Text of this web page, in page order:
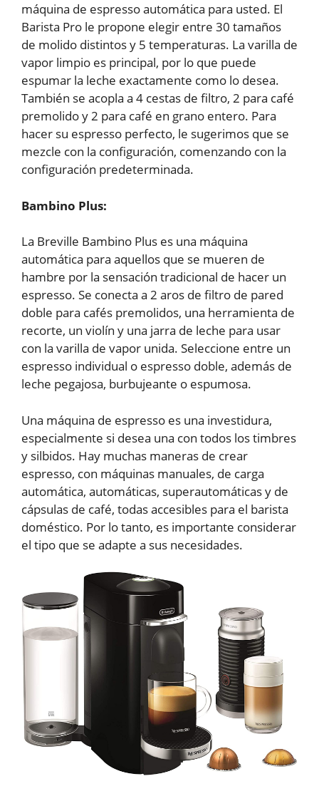
máquina de espresso automática para usted. El
Barista Pro le propone elegir entre 30 tamaños
de molido distintos y 5 temperaturas. La varilla de
vapor limpio es principal, por lo que puede
espumar la leche exactamente como lo desea.
También se acopla a 4 cestas de filtro, 2 para café
premolido y 2 para café en grano entero. Para
hacer su espresso perfecto, le sugerimos que se
mezcle con la configuración, comenzando con la
configuración predeterminada.
Bambino Plus:
La Breville Bambino Plus es una máquina
automática para aquellos que se mueren de
hambre por la sensación tradicional de hacer un
espresso. Se conecta a 2 aros de filtro de pared
doble para cafés premolidos, una herramienta de
recorte, un violín y una jarra de leche para usar
con la varilla de vapor unida. Seleccione entre un
espresso individual o espresso doble, además de
leche pegajosa, burbujeante o espumosa.
Una máquina de espresso es una investidura,
especialmente si desea una con todos los timbres
y silbidos. Hay muchas maneras de crear
espresso, con máquinas manuales, de carga
automática, automáticas, superautomáticas y de
cápsulas de café, todas accesibles para el barista
doméstico. Por lo tanto, es importante considerar
el tipo que se adapte a sus necesidades.